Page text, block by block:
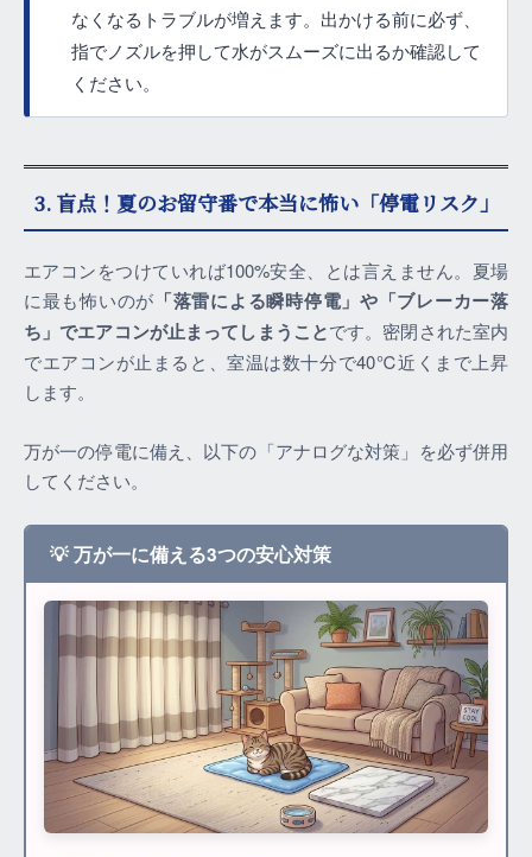
なくなるトラブルが増えます。出かける前に必ず、
指でノズルを押して水がスムーズに出るか確認して
ください。
3. 盲点！夏のお留守番で本当に怖い「停電リスク」
エアコンをつけていれば100%安全、とは言えません。夏場
に最も怖いのが 「落雷による瞬時停電」や「ブレーカー落
ち」でエアコンが止まってしまうことです。密閉された室内
でエアコンが止まると、室温は数十分で40℃近くまで上昇
します。
万が一の停電に備え、以下の「アナログな対策」を必ず併用
してください。
💡 万が一に備える3つの安心対策